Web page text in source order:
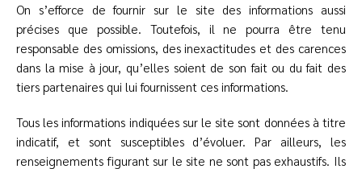
On s’efforce de fournir sur le site des informations aussi
précises que possible. Toutefois, il ne pourra être tenu
responsable des omissions, des inexactitudes et des carences
dans la mise à jour, qu’elles soient de son fait ou du fait des
tiers partenaires qui lui fournissent ces informations.
Tous les informations indiquées sur le site sont données à titre
indicatif, et sont susceptibles d’évoluer. Par ailleurs, les
renseignements figurant sur le site ne sont pas exhaustifs. Ils